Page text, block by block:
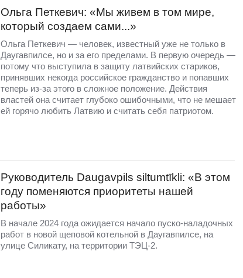
Ольга Петкевич: «Мы живем в том мире,
который создаем сами...»
Ольга Петкевич — человек, известный уже не только в
Даугавпилсе, но и за его пределами. В первую очередь —
потому что выступила в защиту латвийских стариков,
принявших некогда российское гражданство и попавших
теперь из-за этого в сложное положение. Действия
властей она считает глубоко ошибочными, что не мешает
ей горячо любить Латвию и считать себя патриотом.
Руководитель Daugavpils siltumtīkli: «В этом
году поменяются приоритеты нашей
работы»
В начале 2024 года ожидается начало пуско-наладочных
работ в новой щеповой котельной в Даугавпилсе, на
улице Силикату, на территории ТЭЦ-2.